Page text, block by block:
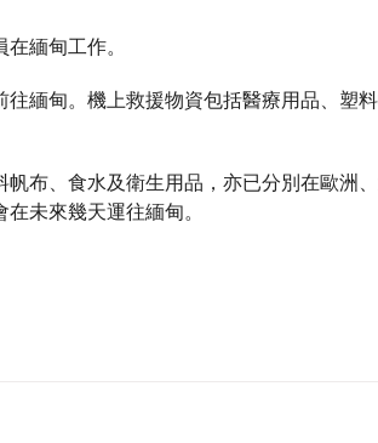
緬甸工作。
緬甸。機上救援物資包括醫療用品、塑
布、食水及衛生用品，亦已分別在歐洲
未來幾天運往緬甸。